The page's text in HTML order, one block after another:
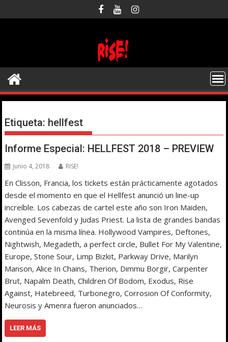
al
Etiqueta: hellfest
Informe Especial: HELLFEST 2018 – PREVIEW
junio 4, 2018 RISE!
En Clisson, Francia, los tickets están prácticamente agotados
desde el momento en que el Hellfest anunció un line-up
increíble. Los cabezas de cartel este año son Iron Maiden,
Avenged Sevenfold y Judas Priest. La lista de grandes bandas
continúa en la misma línea. Hollywood Vampires, Deftones,
Nightwish, Megadeth, a perfect circle, Bullet For My Valentine,
Europe, Stone Sour, Limp Bizkit, Parkway Drive, Marilyn
Manson, Alice In Chains, Therion, Dimmu Borgir, Carpenter
Brut, Napalm Death, Children Of Bodom, Exodus, Rise
Against, Hatebreed, Turbonegro, Corrosion Of Conformity,
Neurosis y Amenra fueron anunciados…
LEER MÁS